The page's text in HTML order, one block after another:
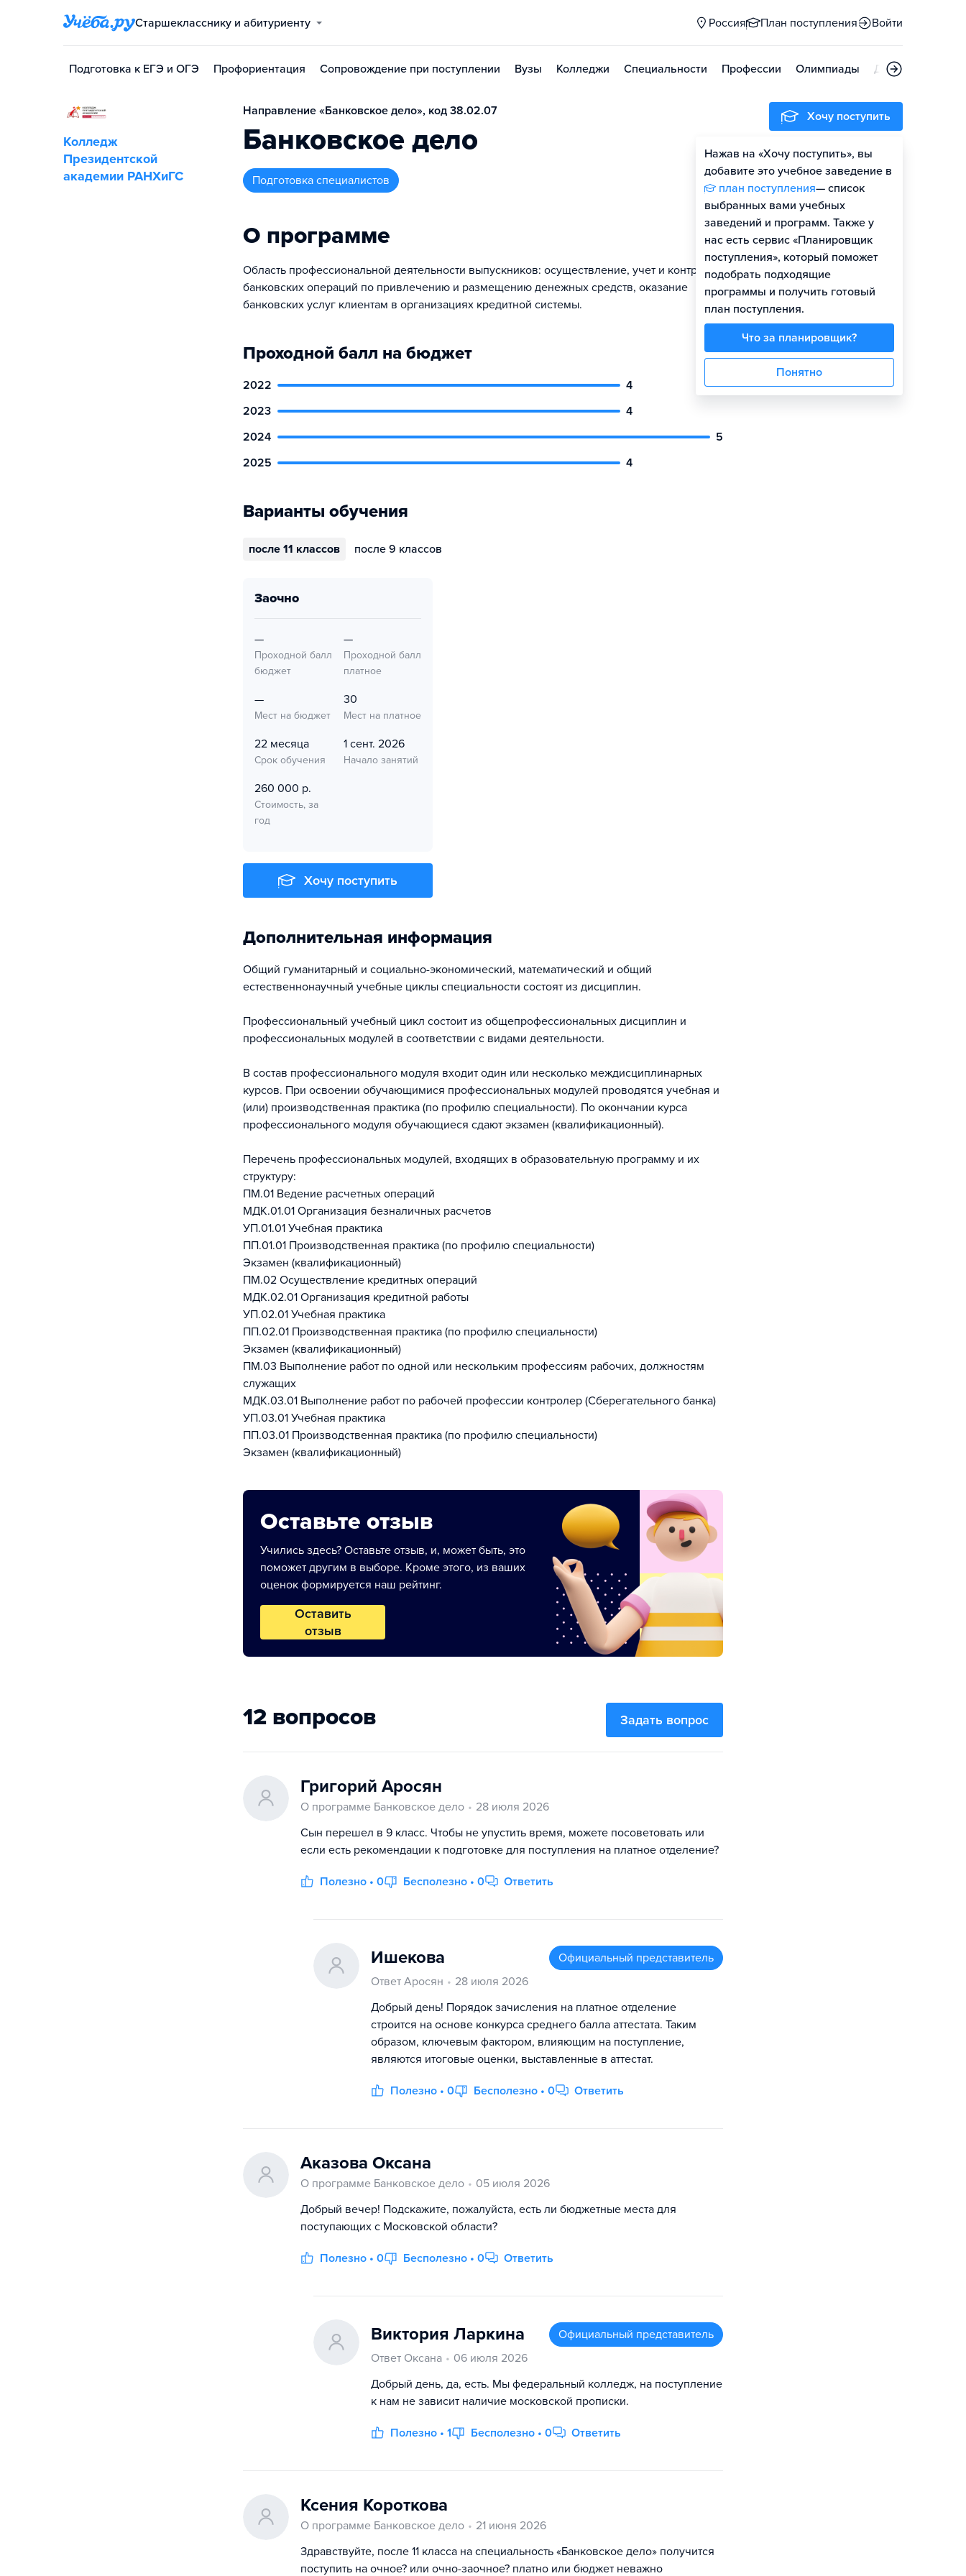
Старшекласснику и абитуриенту Россия План поступления Войти
Подготовка к ЕГЭ и ОГЭ Профориентация Сопровождение при поступлении Вузы Колледжи Специальности Профессии Олимпиады Дни открытых
Колледж
Президентской
академии РАНХиГС
Направление «Банковское дело», код 38.02.07
Банковское дело
подготовка специалистов
О программе
Область профессиональной деятельности выпускников: осуществление, учет и контроль
банковских операций по привлечению и размещению денежных средств, оказание
банковских услуг клиентам в организациях кредитной системы.
Проходной балл на бюджет
2022
4
2023
4
2024
5
2025
4
Варианты обучения
после 11 классов после 9 классов
заочно
—
Проходной балл
бюджет
—
Проходной балл
платное
—
Мест на бюджет
30
Мест на платное
22 месяца
Срок обучения
1 сент. 2026
Начало занятий
260 000 р.
Стоимость, за
год
Хочу поступить
Дополнительная информация
Общий гуманитарный и социально-экономический, математический и общий
естественнонаучный учебные циклы специальности состоят из дисциплин.
Профессиональный учебный цикл состоит из общепрофессиональных дисциплин и
профессиональных модулей в соответствии с видами деятельности.
В состав профессионального модуля входит один или несколько междисциплинарных
курсов. При освоении обучающимися профессиональных модулей проводятся учебная и
(или) производственная практика (по профилю специальности). По окончании курса
профессионального модуля обучающиеся сдают экзамен (квалификационный).
Перечень профессиональных модулей, входящих в образовательную программу и их
структуру:
ПМ.01 Ведение расчетных операций
МДК.01.01 Организация безналичных расчетов
УП.01.01 Учебная практика
ПП.01.01 Производственная практика (по профилю специальности)
Экзамен (квалификационный)
ПМ.02 Осуществление кредитных операций
МДК.02.01 Организация кредитной работы
УП.02.01 Учебная практика
ПП.02.01 Производственная практика (по профилю специальности)
Экзамен (квалификационный)
ПМ.03 Выполнение работ по одной или нескольким профессиям рабочих, должностям
служащих
МДК.03.01 Выполнение работ по рабочей профессии контролер (Сберегательного банка)
УП.03.01 Учебная практика
ПП.03.01 Производственная практика (по профилю специальности)
Экзамен (квалификационный)
Оставьте отзыв
Учились здесь? Оставьте отзыв, и, может быть, это
поможет другим в выборе. Кроме этого, из ваших
оценок формируется наш рейтинг.
Оставить
отзыв
12 вопросов Задать вопрос
Григорий Аросян
О программе Банковское дело
28 июля 2026
Сын перешел в 9 класс. Чтобы не упустить время, можете посоветовать или
если есть рекомендации к подготовке для поступления на платное отделение?
Полезно • 0 Бесполезно • 0 Ответить
Ишекова
Официальный представитель
Ответ Аросян
28 июля 2026
Добрый день! Порядок зачисления на платное отделение
строится на основе конкурса среднего балла аттестата. Таким
образом, ключевым фактором, влияющим на поступление,
являются итоговые оценки, выставленные в аттестат.
Полезно • 0 Бесполезно • 0 Ответить
Аказова Оксана
О программе Банковское дело
05 июля 2026
Добрый вечер! Подскажите, пожалуйста, есть ли бюджетные места для
поступающих с Московской области?
Полезно • 0 Бесполезно • 0 Ответить
Виктория Ларкина
Официальный представитель
Ответ Оксана
06 июля 2026
Добрый день, да, есть. Мы федеральный колледж, на поступление
к нам не зависит наличие московской прописки.
Полезно • 1 Бесполезно • 0 Ответить
Ксения Короткова
О программе Банковское дело
21 июня 2026
Здравствуйте, после 11 класса на специальность «Банковское дело» получится
поступить на очное? или очно-заочное? платно или бюджет неважно
Хочу поступить
Нажав на «Хочу поступить», вы
добавите это учебное заведение в
план поступления— список
выбранных вами учебных
заведений и программ. Также у
нас есть сервис «Планировщик
поступления», который поможет
подобрать подходящие
программы и получить готовый
план поступления.
Что за планировщик?
Понятно